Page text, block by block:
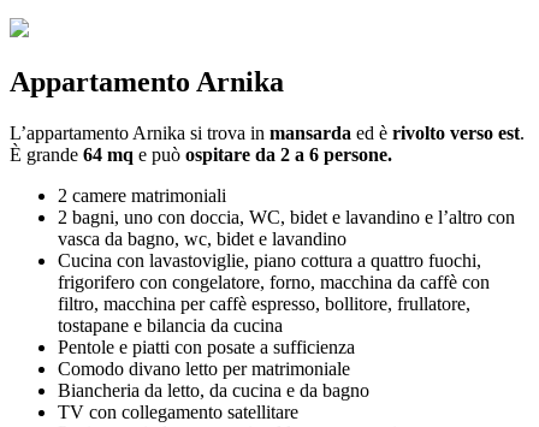
Appartamento Arnika
L’appartamento Arnika si trova in mansarda ed è rivolto verso est.
È grande 64 mq e può ospitare da 2 a 6 persone.
2 camere matrimoniali
2 bagni, uno con doccia, WC, bidet e lavandino e l’altro con
vasca da bagno, wc, bidet e lavandino
Cucina con lavastoviglie, piano cottura a quattro fuochi,
frigorifero con congelatore, forno, macchina da caffè con
filtro, macchina per caffè espresso, bollitore, frullatore,
tostapane e bilancia da cucina
Pentole e piatti con posate a sufficienza
Comodo divano letto per matrimoniale
Biancheria da letto, da cucina e da bagno
TV con collegamento satellitare